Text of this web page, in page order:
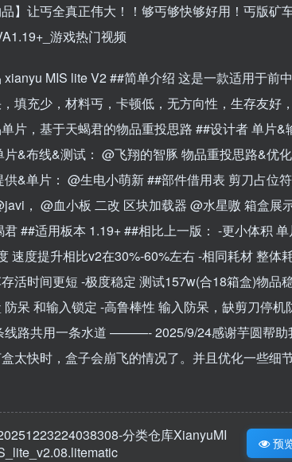
品】让丐全真正伟大！！够丐够快够好用！丐版矿
游戏热门视频
xianyu MIS lite V2 ##简单介绍 这是一款适用于前
填充少，材料丐，卡顿低，无方向性，生存友好
片，基于天蝎君的物品重投思路 ##设计者 单片&
片&布线&测试： @飞翔的智豚 物品重投思路&优化
&单片： @生电小萌新##部件借用表 剪刀占位
， @血小板 二改 区块加载器 @水星嗷 箱盒展
君 ##适用板本 1.19+ ##相比上一版： -更小体积
速度提升相比v2在30%-60%左右 -相同耗材 整体
活时间更短 -极度稳定 测试157w(合18箱盒)物品
防呆 和输入锁定 -高鲁棒性 输入防呆，缺剪刀停机
线路共用一条水道 ———- 2025/9/24感谢芋圆帮助
太快时，盒子会崩飞的情况了。并且优化一些细
分类仓库XianyuMI
预